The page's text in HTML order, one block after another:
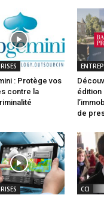
: Protège vos
contre la
édition
de
CCI